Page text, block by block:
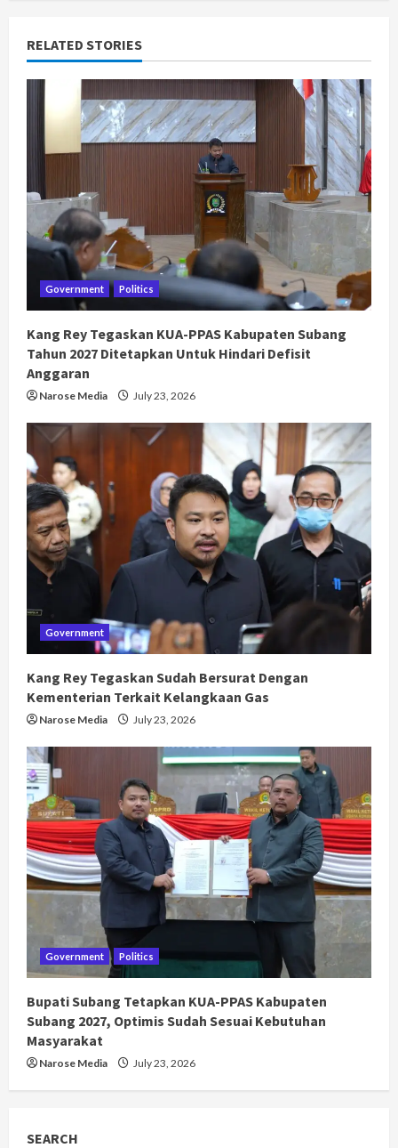
RELATED STORIES
Government Politics
Kang Rey Tegaskan KUA-PPAS Kabupaten Subang
Tahun 2027 Ditetapkan Untuk Hindari Defisit
Anggaran
Narose Media July 23, 2026
Government
Kang Rey Tegaskan Sudah Bersurat Dengan
Kementerian Terkait Kelangkaan Gas
Narose Media July 23, 2026
Government Politics
Bupati Subang Tetapkan KUA-PPAS Kabupaten
Subang 2027, Optimis Sudah Sesuai Kebutuhan
Masyarakat
Narose Media July 23, 2026
SEARCH